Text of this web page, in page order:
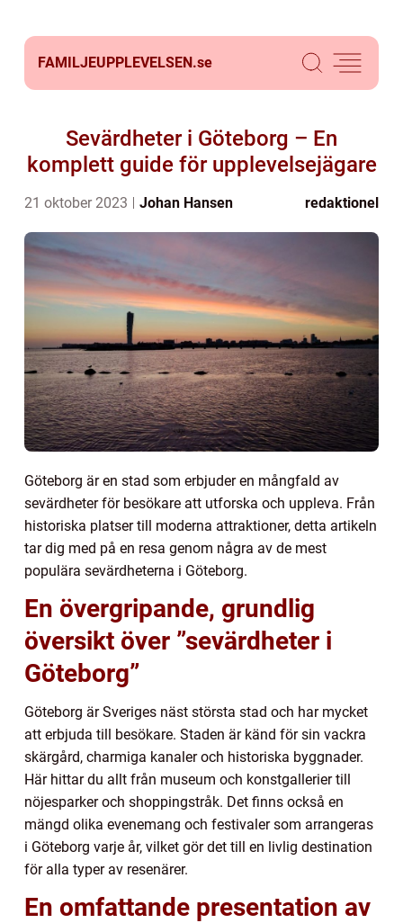
FAMILJEUPPLEVELSEN.se
Sevärdheter i Göteborg – En
komplett guide för upplevelsejägare
21 oktober 2023 Johan Hansen redaktionel
Göteborg är en stad som erbjuder en mångfald av
sevärdheter för besökare att utforska och uppleva. Från
historiska platser till moderna attraktioner, detta artikeln
tar dig med på en resa genom några av de mest
populära sevärdheterna i Göteborg.
En övergripande, grundlig
översikt över ”sevärdheter i
Göteborg”
Göteborg är Sveriges näst största stad och har mycket
att erbjuda till besökare. Staden är känd för sin vackra
skärgård, charmiga kanaler och historiska byggnader.
Här hittar du allt från museum och konstgallerier till
nöjesparker och shoppingstråk. Det finns också en
mängd olika evenemang och festivaler som arrangeras
i Göteborg varje år, vilket gör det till en livlig destination
för alla typer av resenärer.
En omfattande presentation av